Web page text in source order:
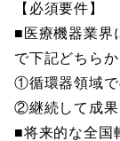
【必須要件】
■医療機器業界
で下記どちら
①循環器領域で
②継続して成果
■将来的な全国